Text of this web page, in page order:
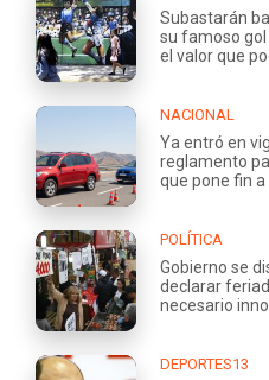
Subastarán
su famoso gol
el valor que
NACIONAL
Ya entró en
reglamento
que pone fin
POLÍTICA
Gobierno se
declarar
necesario
DEPORTES13